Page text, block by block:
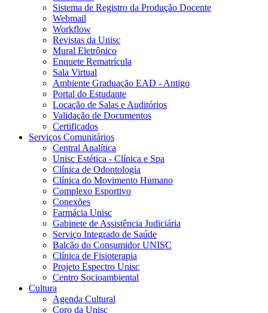
Sistema de Registro da Produção Docente
Webmail
Workflow
Revistas da Unisc
Mural Eletrônico
Enquete Rematrícula
Sala Virtual
Ambiente Graduação EAD - Antigo
Portal do Estudante
Locação de Salas e Auditórios
Validação de Documentos
Certificados
Serviços Comunitários
Central Analítica
Unisc Estética - Clínica e Spa
Clínica de Odontologia
Clínica do Movimento Humano
Complexo Esportivo
Conexões
Farmácia Unisc
Gabinete de Assistência Judiciária
Serviço Integrado de Saúde
Balcão do Consumidor UNISC
Clínica de Fisioterapia
Projeto Espectro Unisc
Centro Socioambiental
Cultura
Agenda Cultural
Coro da Unisc